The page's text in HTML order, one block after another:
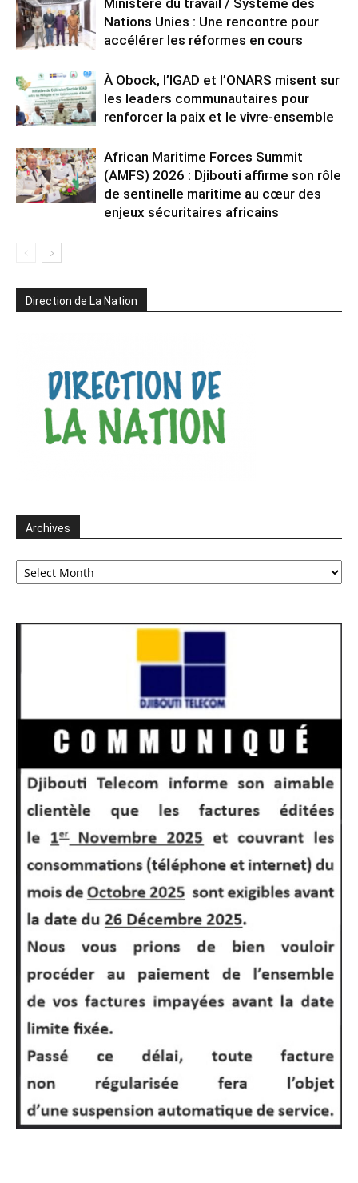
Ministère du travail / Système des
Nations Unies : Une rencontre pour
accélérer les réformes en cours
À Obock, l’IGAD et l’ONARS misent sur
les leaders communautaires pour
renforcer la paix et le vivre-ensemble
African Maritime Forces Summit
(AMFS) 2026 : Djibouti affirme son rôle
de sentinelle maritime au cœur des
enjeux sécuritaires africains
Direction de La Nation
Archives
Archives